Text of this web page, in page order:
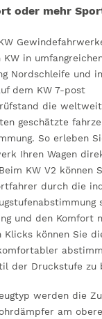
oder mehr
KW in
Nordschleife und
dem KW 7-post
die
geschätzte
So erleben
Ihren Wagen
KW V2 können
durch die
und den Komfort
Klicks können Sie
der Druckstufe zu
werden die
am